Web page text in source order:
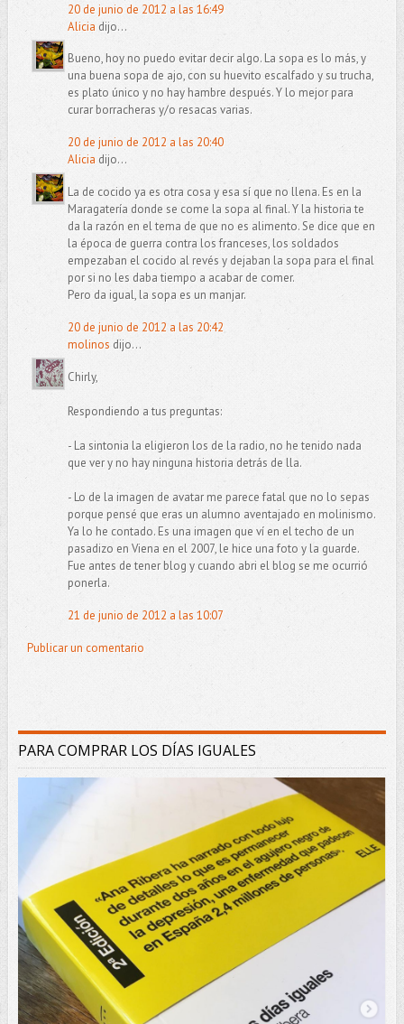
20 de junio de 2012 a las 16:49
Alicia dijo...
Bueno, hoy no puedo evitar decir algo. La sopa es lo más, y
una buena sopa de ajo, con su huevito escalfado y su trucha,
es plato único y no hay hambre después. Y lo mejor para
curar borracheras y/o resacas varias.
20 de junio de 2012 a las 20:40
Alicia dijo...
La de cocido ya es otra cosa y esa sí que no llena. Es en la
Maragatería donde se come la sopa al final. Y la historia te
da la razón en el tema de que no es alimento. Se dice que en
la época de guerra contra los franceses, los soldados
empezaban el cocido al revés y dejaban la sopa para el final
por si no les daba tiempo a acabar de comer.
Pero da igual, la sopa es un manjar.
20 de junio de 2012 a las 20:42
molinos dijo...
Chirly,
Respondiendo a tus preguntas:
- La sintonia la eligieron los de la radio, no he tenido nada
que ver y no hay ninguna historia detrás de lla.
- Lo de la imagen de avatar me parece fatal que no lo sepas
porque pensé que eras un alumno aventajado en molinismo.
Ya lo he contado. Es una imagen que ví en el techo de un
pasadizo en Viena en el 2007, le hice una foto y la guarde.
Fue antes de tener blog y cuando abri el blog se me ocurrió
ponerla.
21 de junio de 2012 a las 10:07
Publicar un comentario
PARA COMPRAR LOS DÍAS IGUALES